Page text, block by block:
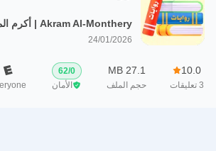
Akram Al-Monthery | أكرم المنذري
24/01/2026
10.0
3 تعليقات
27.1 MB
حجم الملف
0
/
62
الأمان